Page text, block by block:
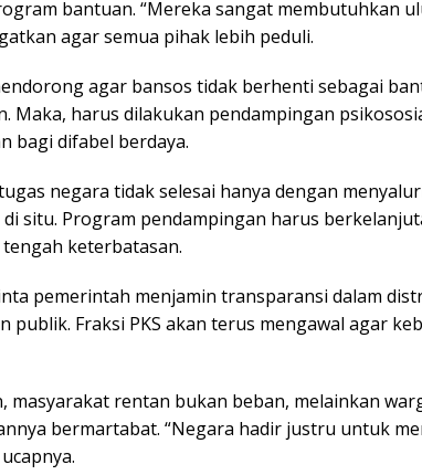
bantuan. “Mereka sangat membutuhkan
agar semua pihak lebih peduli.
agar bansos tidak berhenti sebagai
Maka, harus dilakukan pendampingan
bagi difabel berdaya.
negara tidak selesai hanya dengan
situ. Program pendampingan harus
keterbatasan.
pemerintah menjamin transparansi dalam
publik. Fraksi PKS akan terus mengawal agar
masyarakat rentan bukan beban, melainkan
bermartabat. “Negara hadir justru untuk